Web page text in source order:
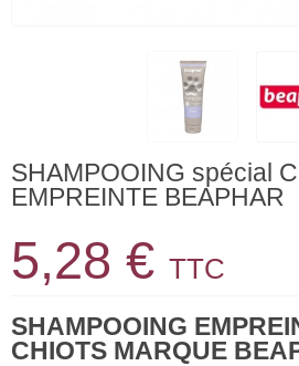
SHAMPOOING spécial
EMPREINTE BEAPHAR
5,28 € TTC
SHAMPOOING
CHIOTS MARQUE